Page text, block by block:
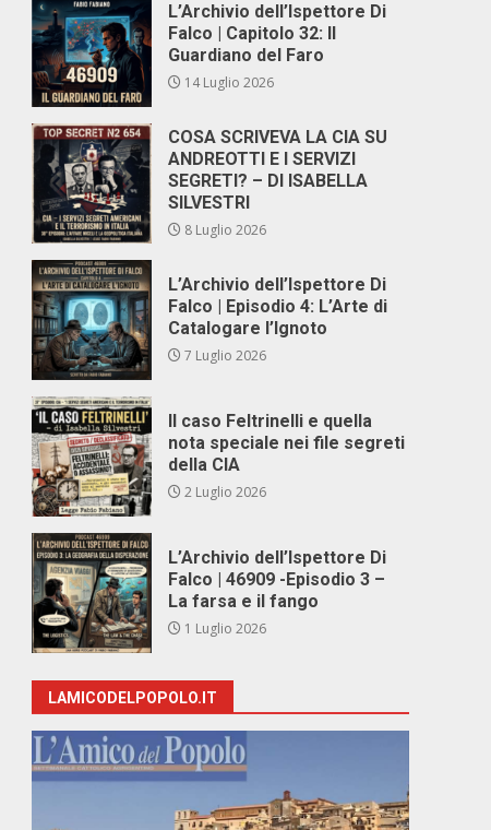
L’Archivio dell’Ispettore Di
Falco | Capitolo 32: Il
Guardiano del Faro
14 Luglio 2026
COSA SCRIVEVA LA CIA SU
ANDREOTTI E I SERVIZI
SEGRETI? – DI ISABELLA
SILVESTRI
8 Luglio 2026
L’Archivio dell’Ispettore Di
Falco | Episodio 4: L’Arte di
Catalogare l’Ignoto
7 Luglio 2026
Il caso Feltrinelli e quella
nota speciale nei file segreti
della CIA
2 Luglio 2026
L’Archivio dell’Ispettore Di
Falco | 46909 -Episodio 3 –
La farsa e il fango
1 Luglio 2026
LAMICODELPOPOLO.IT